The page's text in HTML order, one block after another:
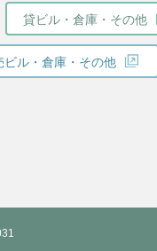
貸ビル・倉庫・その他
ビル・倉庫・その他